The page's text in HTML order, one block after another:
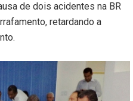
de dois acidentes na BR
retardando a